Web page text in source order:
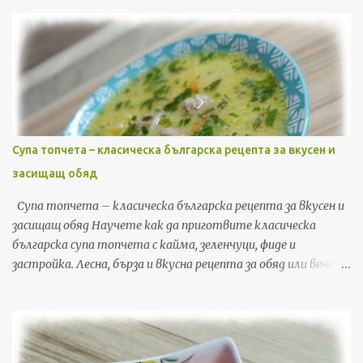
Супа топчета – класическа българска рецепта за вкусен и
засищащ обяд
Супа топчета – класическа българска рецепта за вкусен и
засищащ обяд Научете как да приготвите класическа
българска супа топчета с кайма, зеленчуци, фиде и
застройка. Лесна, бърза и вкусна рецепта за обяд или вечеря,
точно това, от което имате нужда. Това е една от най-
обичаните класически български рецепти – лесна за